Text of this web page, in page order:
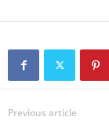
Previous article